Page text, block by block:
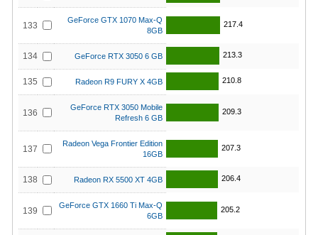
133
GeForce GTX 1070 Max-Q
8GB
217.4
134 GeForce RTX 3050 6 GB 213.3
135 Radeon R9 FURY X 4GB 210.8
136
GeForce RTX 3050 Mobile
Refresh 6 GB
209.3
137
Radeon Vega Frontier Edition
16GB
207.3
138 Radeon RX 5500 XT 4GB 206.4
139
GeForce GTX 1660 Ti Max-Q
6GB
205.2